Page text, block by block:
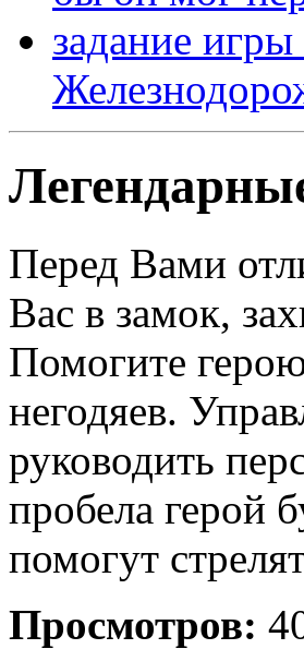
Перед Вами
Вас в замок,
Помогите
негодяев.
руководить
пробела герой
помогут
Просмотров: